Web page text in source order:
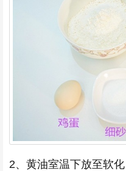
2、黄油室温下放至软